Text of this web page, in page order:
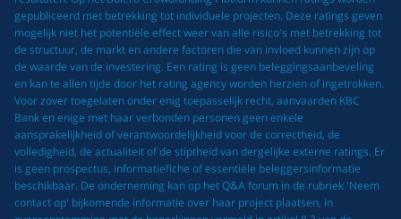
gepubliceerd met betrekking tot individuele projecten. Deze ratings geven
mogelijk niet het potentiële effect weer van alle risico's met betrekking tot
de structuur, de markt en andere factoren die van invloed kunnen zijn op
de waarde van de investering. Een rating is geen beleggingsaanbeveling
en kan te allen tijde door het rating agency worden herzien of ingetrokken.
Voor zover toegelaten onder enig toepasselijk recht, aanvaarden KBC
Bank en enige met haar verbonden personen geen enkele
aansprakelijkheid of verantwoordelijkheid voor de correctheid, de
volledigheid, de actualiteit of de stiptheid van dergelijke externe ratings. Er
is geen prospectus, informatiefiche of essentiële beleggersinformatie
beschikbaar. De onderneming kan op het Q&A forum in de rubriek 'Neem
contact op' bijkomende informatie over haar project plaatsen, in